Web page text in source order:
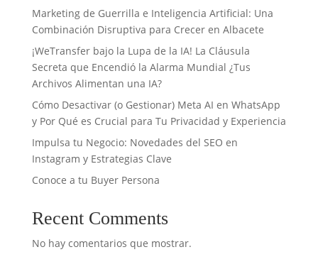
Marketing de Guerrilla e Inteligencia Artificial: Una
Combinación Disruptiva para Crecer en Albacete
¡WeTransfer bajo la Lupa de la IA! La Cláusula
Secreta que Encendió la Alarma Mundial ¿Tus
Archivos Alimentan una IA?
Cómo Desactivar (o Gestionar) Meta AI en WhatsApp
y Por Qué es Crucial para Tu Privacidad y Experiencia
Impulsa tu Negocio: Novedades del SEO en
Instagram y Estrategias Clave
Conoce a tu Buyer Persona
Recent Comments
No hay comentarios que mostrar.